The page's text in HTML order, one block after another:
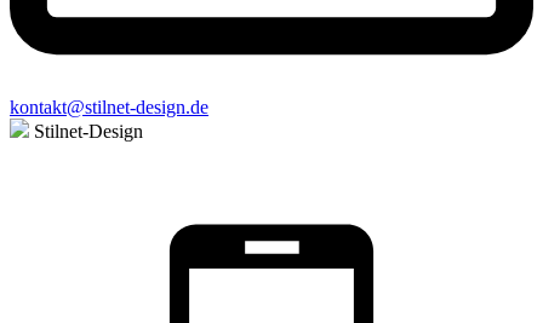
kontakt@stilnet-design.de
Stilnet-Design